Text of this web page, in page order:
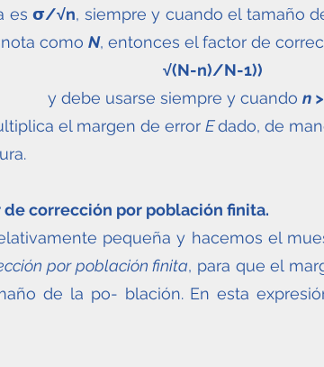
es𝞂/√n, siempre y cuando el tamaño
como N, entonces el factor de
√(N-n)/N-1))
y debe usarse siempre y cuando n >
el margen de error Edado, de
corrección por población finita.
pequeña y hacemos el
por población finita, para que el
de la po- blación. En esta